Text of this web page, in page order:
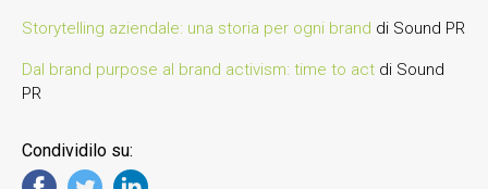
Storytelling aziendale: una storia per ogni brand di Sound PR
Dal brand purpose al brand activism: time to act di Sound
PR
Condividilo su: